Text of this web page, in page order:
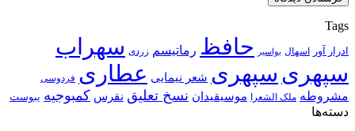
Tags
ادرار آور اسهال بواسیر حافظ رماتیسم زردی سهراب
سپهری سپهری شعر نیمایی عطاری فردوسی
مشروطه ملک الشعرا موسیقیدان نسخ تعلیق نقرس کمبوجیه یبوست
دسته‌ها